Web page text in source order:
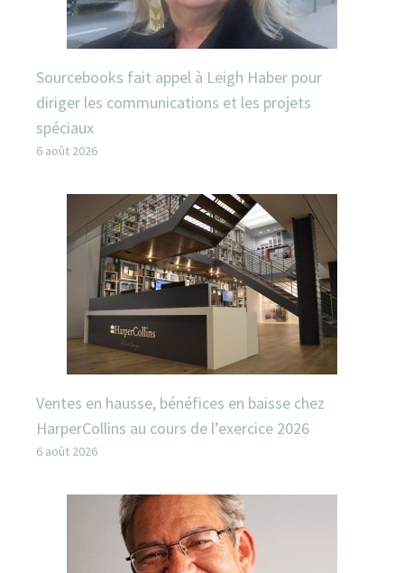
Sourcebooks fait appel à Leigh Haber pour
diriger les communications et les projets
spéciaux
6 août 2026
Ventes en hausse, bénéfices en baisse chez
HarperCollins au cours de l’exercice 2026
6 août 2026